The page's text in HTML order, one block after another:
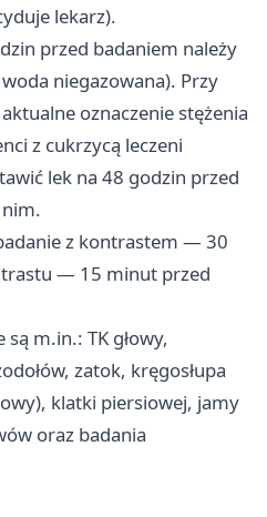
lekarz).
przed badaniem należy
niegazowana). Przy
oznaczenie stężenia
z cukrzycą leczeni
lek na 48 godzin przed
z kontrastem — 30
— 15 minut przed
m.in.: TK głowy,
zatok, kręgosłupa
klatki piersiowej, jamy
oraz badania